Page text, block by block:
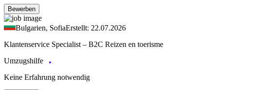
Bewerben
Bulgarien, SofiaErstellt: 22.07.2026
Klantenservice Specialist – B2C Reizen en toerisme
Umzugshilfe
Keine Erfahrung notwendig